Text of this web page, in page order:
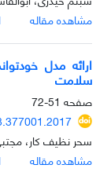
مشاهده مقاله
ارائه مدل
سلامت
صفحه 51-72
سحر نظیف کار،
مشاهده مقاله